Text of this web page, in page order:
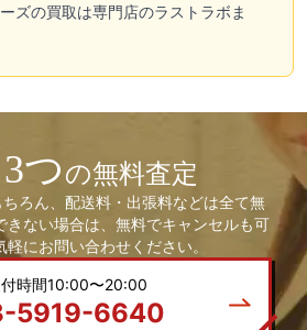
ズの買取は専門店のラストラボま
3つの無料査定
ろん、配送料・出張料などは全て無
きない場合は、無料でキャンセルも可
にお問い合わせください。
時間10:00〜20:00
5919-6640